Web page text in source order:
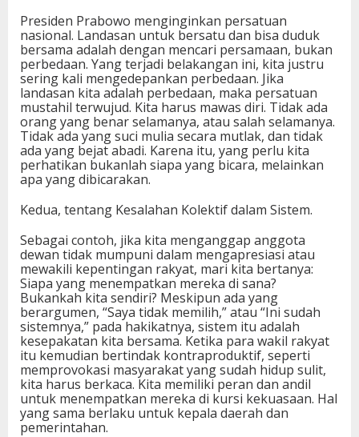
Presiden Prabowo menginginkan persatuan
nasional. Landasan untuk bersatu dan bisa duduk
bersama adalah dengan mencari persamaan, bukan
perbedaan. Yang terjadi belakangan ini, kita justru
sering kali mengedepankan perbedaan. Jika
landasan kita adalah perbedaan, maka persatuan
mustahil terwujud. Kita harus mawas diri. Tidak ada
orang yang benar selamanya, atau salah selamanya.
Tidak ada yang suci mulia secara mutlak, dan tidak
ada yang bejat abadi. Karena itu, yang perlu kita
perhatikan bukanlah siapa yang bicara, melainkan
apa yang dibicarakan.
Kedua, tentang Kesalahan Kolektif dalam Sistem.
Sebagai contoh, jika kita menganggap anggota
dewan tidak mumpuni dalam mengapresiasi atau
mewakili kepentingan rakyat, mari kita bertanya:
Siapa yang menempatkan mereka di sana?
Bukankah kita sendiri? Meskipun ada yang
berargumen, “Saya tidak memilih,” atau “Ini sudah
sistemnya,” pada hakikatnya, sistem itu adalah
kesepakatan kita bersama. Ketika para wakil rakyat
itu kemudian bertindak kontraproduktif, seperti
memprovokasi masyarakat yang sudah hidup sulit,
kita harus berkaca. Kita memiliki peran dan andil
untuk menempatkan mereka di kursi kekuasaan. Hal
yang sama berlaku untuk kepala daerah dan
pemerintahan.